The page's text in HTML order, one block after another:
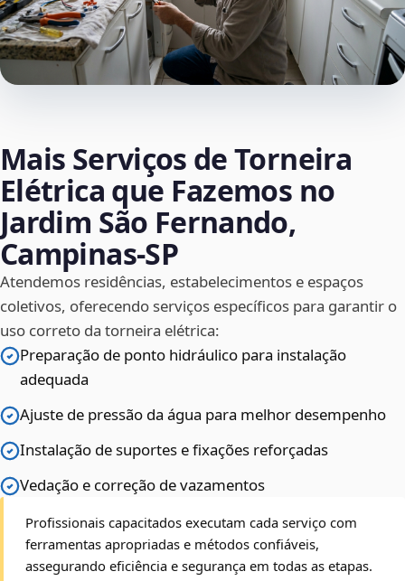
Mais Serviços de Torneira
Elétrica que Fazemos no
Jardim São Fernando,
Campinas‑SP
Atendemos residências, estabelecimentos e espaços
coletivos, oferecendo serviços específicos para garantir o
uso correto da torneira elétrica:
Preparação de ponto hidráulico para instalação
adequada
Ajuste de pressão da água para melhor desempenho
Instalação de suportes e fixações reforçadas
Vedação e correção de vazamentos
Profissionais capacitados executam cada serviço com
ferramentas apropriadas e métodos confiáveis,
assegurando eficiência e segurança em todas as etapas.